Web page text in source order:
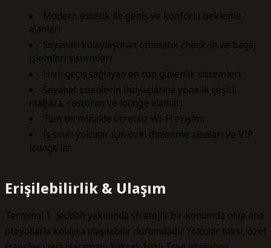
Modern estetik ile geniş ve konforlu bekleme
alanları
Seyahati kolaylaştıran otomatik check-in ve bagaj
işlemleri sistemleri
Hızlı geçiş sağlayan en son güvenlik sistemleri
Seyahat edenlerin ihtiyaçlarına yönelik çeşitli
mağaza, restoran ve lounge alanları
Tüm terminalde ücretsiz Wi-Fi erişimi
İş sınıfı yolcular için özel dinlenme alanları ve VIP
lounge’lar
Erişilebilirlik & Ulaşım
Terminal 1, Jeddah yakınında stratejik bir konumda olup ana
otoyollarla kolayca ulaşılabilir durumdadır. Yolcular taksi, özel